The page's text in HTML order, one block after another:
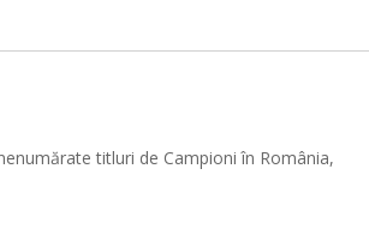
titluri de Campioni în România,